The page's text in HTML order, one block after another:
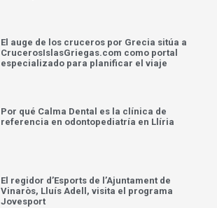
El auge de los cruceros por Grecia sitúa a
CrucerosIslasGriegas.com como portal
especializado para planificar el viaje
Por qué Calma Dental es la clínica de
referencia en odontopediatría en Llíria
El regidor d’Esports de l’Ajuntament de
Vinaròs, Lluís Adell, visita el programa
Jovesport